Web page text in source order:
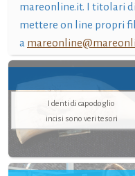
mareonline.it. I titolari
mettere on line propri
a
I denti di capodoglio
incisi sono veri tesori